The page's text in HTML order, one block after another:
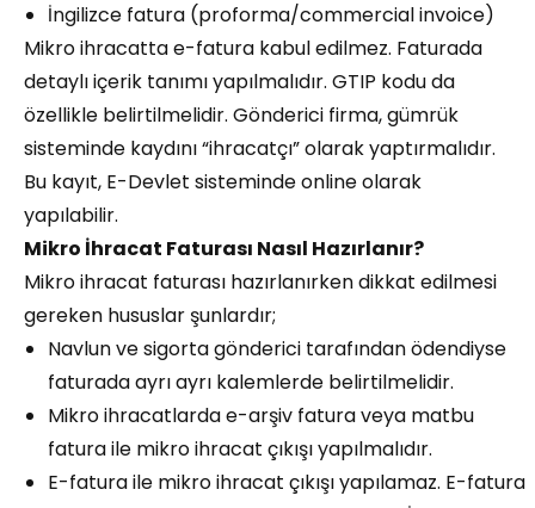
İngilizce fatura (proforma/commercial invoice)
Mikro ihracatta e-fatura kabul edilmez. Faturada
detaylı içerik tanımı yapılmalıdır. GTIP kodu da
özellikle belirtilmelidir. Gönderici firma, gümrük
sisteminde kaydını “ihracatçı” olarak yaptırmalıdır.
Bu kayıt, E-Devlet sisteminde online olarak
yapılabilir.
Mikro İhracat Faturası Nasıl Hazırlanır?
Mikro ihracat faturası hazırlanırken dikkat edilmesi
gereken hususlar şunlardır;
Navlun ve sigorta gönderici tarafından ödendiyse
faturada ayrı ayrı kalemlerde belirtilmelidir.
Mikro ihracatlarda e-arşiv fatura veya matbu
fatura ile mikro ihracat çıkışı yapılmalıdır.
E-fatura ile mikro ihracat çıkışı yapılamaz. E-fatura